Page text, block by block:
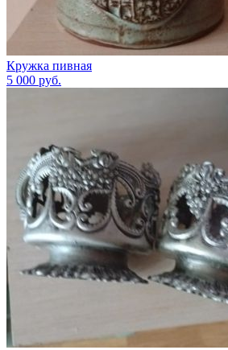
Кружка пивная
5 000 руб.